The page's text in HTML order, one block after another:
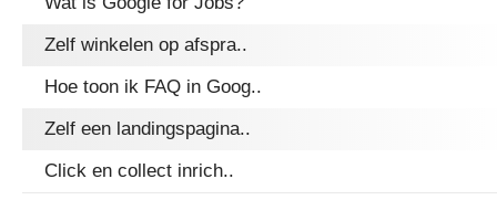
Zelf winkelen op afspra..
Hoe toon ik FAQ in Goog..
Zelf een landingspagina..
Click en collect inrich..